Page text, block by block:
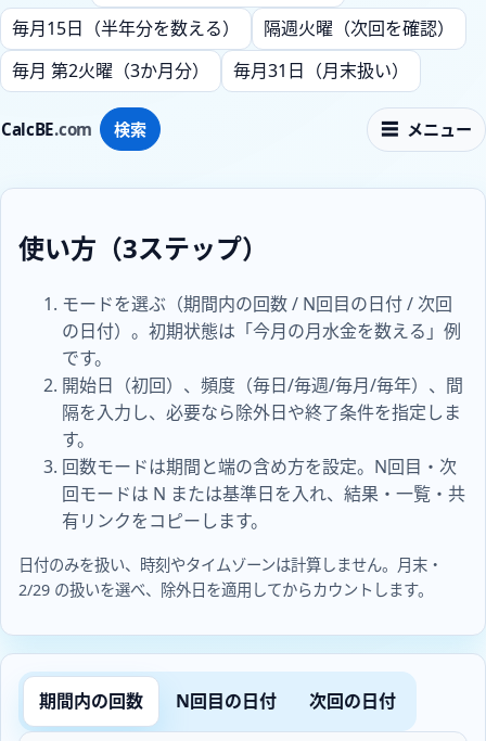
CalcBE.com 検索 メニュー
毎月15日（半年分を数える）
隔週火曜（次回を確認）
毎月 第2火曜（3か月分）
毎月31日（月末扱い）
使い方（3ステップ）
モードを選ぶ（期間内の回数 / N回目の日付 / 次回
の日付）。初期状態は「今月の月水金を数える」例
です。
開始日（初回）、頻度（毎日/毎週/毎月/毎年）、間
隔を入力し、必要なら除外日や終了条件を指定しま
す。
回数モードは期間と端の含め方を設定。N回目・次
回モードは N または基準日を入れ、結果・一覧・共
有リンクをコピーします。
日付のみを扱い、時刻やタイムゾーンは計算しません。月末・
2/29 の扱いを選べ、除外日を適用してからカウントします。
期間内の回数 N回目の日付 次回の日付